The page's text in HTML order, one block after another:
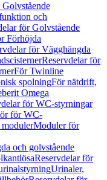
och
för Golvstående
Förhöjda
för Vägghängda
Reservdelar för
För Twinline
spolningFör nätdrift,
Omega
för WC-styrningar
för WC-
Moduler för
och golvstående
Reservdelar för
Urinaler,